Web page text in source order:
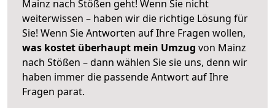
Mainz nach Stößen geht! Wenn Sie nicht
weiterwissen – haben wir die richtige Lösung für
Sie! Wenn Sie Antworten auf Ihre Fragen wollen,
was kostet überhaupt mein Umzug von Mainz
nach Stößen – dann wählen Sie sie uns, denn wir
haben immer die passende Antwort auf Ihre
Fragen parat.